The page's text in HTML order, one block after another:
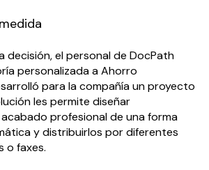
decisión, el personal de DocPath
personalizada a Ahorro
para la compañía un proyecto
les permite diseñar
profesional de una forma
y distribuirlos por diferentes
o faxes.